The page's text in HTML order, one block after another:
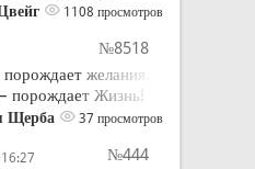
1108 просмотров
№8518
желания.
порождает Жизнь!
Щерба 37 просмотров
16:27
№444